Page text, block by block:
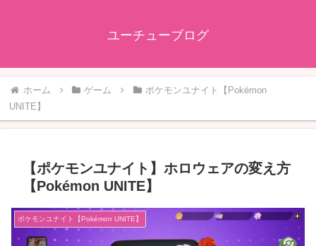
ユーチューブログ
ホーム ゲーム
ポケモンユナイト【Pokémon
UNITE】
【ポケモンユナイト】ホロウェアの変え方
【Pokémon UNITE】
ポケモンユナイト【Pokémon UNITE】